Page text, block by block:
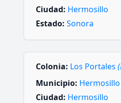
Ciudad: Hermosillo
Estado: Sonora
Colonia: Los Portales
Municipio: Hermosillo
Ciudad: Hermosillo